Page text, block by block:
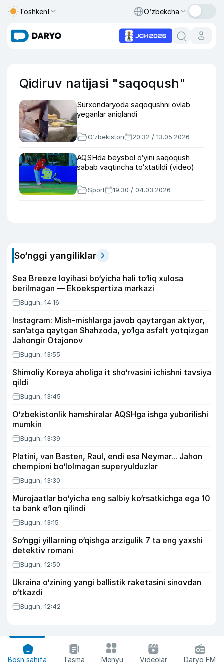
Toshkent O‘zbekcha
Qidiruv natijasi "saqoqush"
Surxondaryoda saqoqushni ovlab
yeganlar aniqlandi
O‘zbekiston 20:32 / 13.05.2026
AQSHda beysbol o‘yini saqoqush
sabab vaqtincha to‘xtatildi (video)
Sport 19:30 / 04.03.2026
So‘nggi yangiliklar
Sea Breeze loyihasi bo‘yicha hali to‘liq xulosa
berilmagan — Ekoekspertiza markazi
Bugun, 14:16
Instagram: Mish-mishlarga javob qaytargan aktyor,
san’atga qaytgan Shahzoda, yo‘lga asfalt yotqizgan
Jahongir Otajonov
Bugun, 13:55
Shimoliy Koreya aholiga it sho‘rvasini ichishni tavsiya
qildi
Bugun, 13:45
O‘zbekistonlik hamshiralar AQSHga ishga yuborilishi
mumkin
Bugun, 13:39
Platini, van Basten, Raul, endi esa Neymar... Jahon
chempioni bo‘lolmagan superyulduzlar
Bugun, 13:30
Murojaatlar bo‘yicha eng salbiy ko‘rsatkichga ega 10
ta bank e’lon qilindi
Bugun, 13:15
So‘nggi yillarning o‘qishga arzigulik 7 ta eng yaxshi
detektiv romani
Bugun, 12:50
Ukraina o‘zining yangi ballistik raketasini sinovdan
o‘tkazdi
Bugun, 12:42
Bosh sahifa Tasma Menyu Videolar Daryo FM